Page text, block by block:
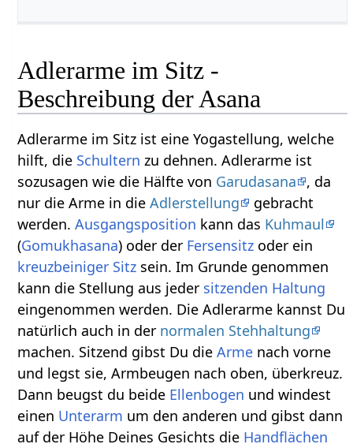
Adlerarme im Sitz -
Beschreibung der Asana
Adlerarme im Sitz ist eine Yogastellung, welche
hilft, die Schultern zu dehnen. Adlerarme ist
sozusagen wie die Hälfte von Garudasana
, da
nur die Arme in dieAdlerstellung
gebracht
werden.Ausgangsposition kann das Kuhmaul
(Gomukhasana) oder der Fersensitz oder ein
kreuzbeiniger Sitz sein. Im Grunde genommen
kann die Stellung aus jeder sitzenden Haltung
eingenommen werden. Die Adlerarme kannst Du
natürlich auch in der normalen Stehhaltung
machen. Sitzend gibst Du dieArme nach vorne
und legst sie, Armbeugen nach oben, überkreuz.
Dann beugst du beide Ellenbogen und windest
einen Unterarm um den anderen und gibst dann
auf der Höhe Deines Gesichts die Handflächen